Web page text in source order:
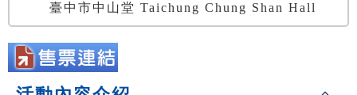
臺中市中山堂 Taichung Chung Shan Hall